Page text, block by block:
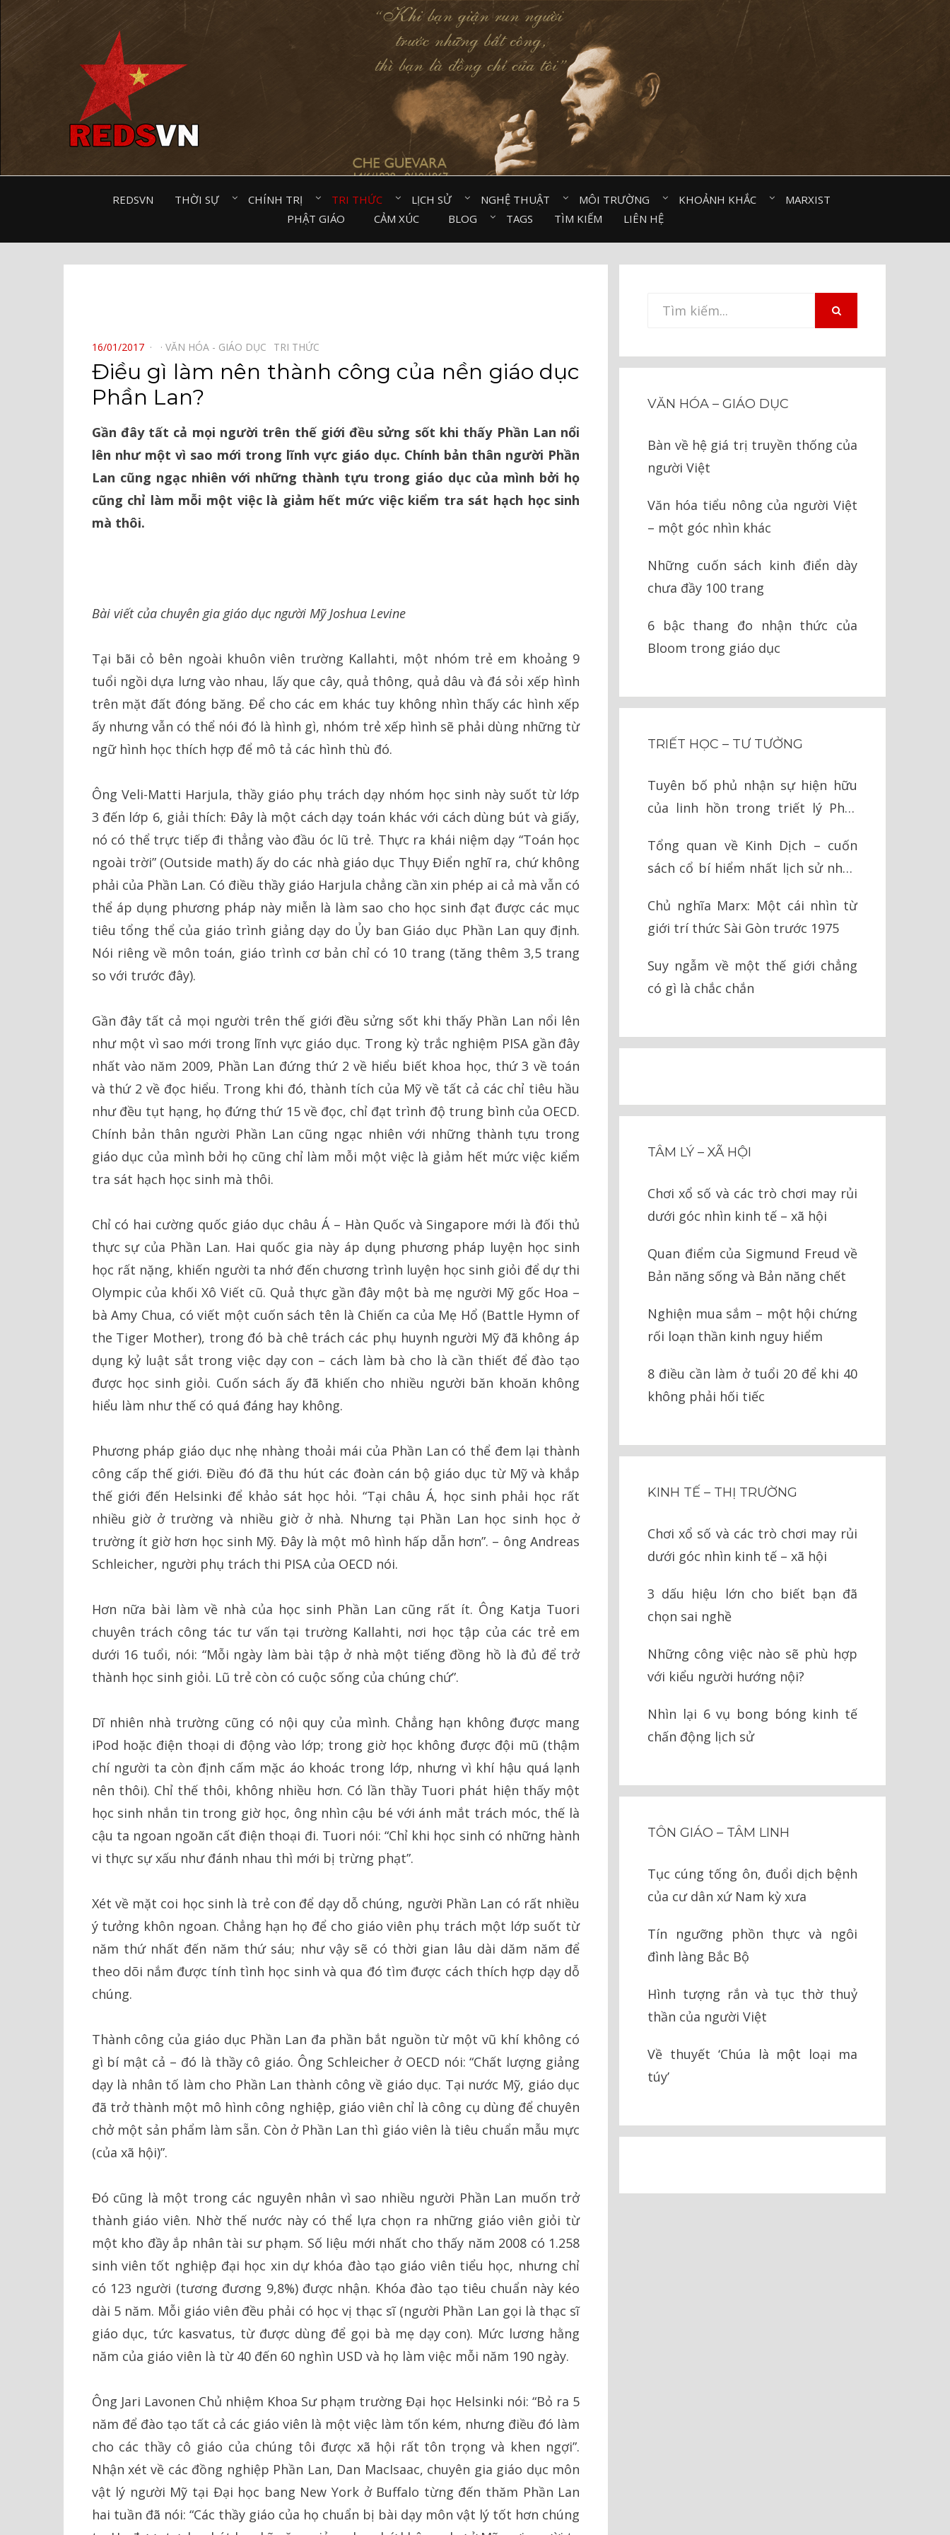
REDSVN THỜI SỰ⠀ CHÍNH TRỊ⠀ TRI THỨC⠀ LỊCH SỬ⠀ NGHỆ THUẬT⠀ MÔI TRƯỜNG⠀ KHOẢNH KHẮC⠀
MARXIST⠀
PHẬT GIÁO⠀
CẢM XÚC⠀ BLOG⠀ TAGS TÌM KIẾM LIÊN HỆ
POSTED
ON
16/01/2017 VĂN HÓA - GIÁO DỤC⠀ TRI THỨC⠀
Điều gì làm nên thành công của nền giáo dục
Phần Lan?
Gần đây tất cả mọi người trên thế giới đều sửng sốt khi thấy Phần Lan nổi
lên như một vì sao mới trong lĩnh vực giáo dục. Chính bản thân người Phần
Lan cũng ngạc nhiên với những thành tựu trong giáo dục của mình bởi họ
cũng chỉ làm mỗi một việc là giảm hết mức việc kiểm tra sát hạch học sinh
mà thôi.
Bài viết của chuyên gia giáo dục người Mỹ Joshua Levine
Tại bãi cỏ bên ngoài khuôn viên trường Kallahti, một nhóm trẻ em khoảng 9
tuổi ngồi dựa lưng vào nhau, lấy que cây, quả thông, quả dâu và đá sỏi xếp hình
trên mặt đất đóng băng. Để cho các em khác tuy không nhìn thấy các hình xếp
ấy nhưng vẫn có thể nói đó là hình gì, nhóm trẻ xếp hình sẽ phải dùng những từ
ngữ hình học thích hợp để mô tả các hình thù đó.
Ông Veli-Matti Harjula, thầy giáo phụ trách dạy nhóm học sinh này suốt từ lớp
3 đến lớp 6, giải thích: Đây là một cách dạy toán khác với cách dùng bút và giấy,
nó có thể trực tiếp đi thẳng vào đầu óc lũ trẻ. Thực ra khái niệm dạy “Toán học
ngoài trời” (Outside math) ấy do các nhà giáo dục Thụy Điển nghĩ ra, chứ không
phải của Phần Lan. Có điều thầy giáo Harjula chẳng cần xin phép ai cả mà vẫn có
thể áp dụng phương pháp này miễn là làm sao cho học sinh đạt được các mục
tiêu tổng thể của giáo trình giảng dạy do Ủy ban Giáo dục Phần Lan quy định.
Nói riêng về môn toán, giáo trình cơ bản chỉ có 10 trang (tăng thêm 3,5 trang
so với trước đây).
Gần đây tất cả mọi người trên thế giới đều sửng sốt khi thấy Phần Lan nổi lên
như một vì sao mới trong lĩnh vực giáo dục. Trong kỳ trắc nghiệm PISA gần đây
nhất vào năm 2009, Phần Lan đứng thứ 2 về hiểu biết khoa học, thứ 3 về toán
và thứ 2 về đọc hiểu. Trong khi đó, thành tích của Mỹ về tất cả các chỉ tiêu hầu
như đều tụt hạng, họ đứng thứ 15 về đọc, chỉ đạt trình độ trung bình của OECD.
Chính bản thân người Phần Lan cũng ngạc nhiên với những thành tựu trong
giáo dục của mình bởi họ cũng chỉ làm mỗi một việc là giảm hết mức việc kiểm
tra sát hạch học sinh mà thôi.
Chỉ có hai cường quốc giáo dục châu Á – Hàn Quốc và Singapore mới là đối thủ
thực sự của Phần Lan. Hai quốc gia này áp dụng phương pháp luyện học sinh
học rất nặng, khiến người ta nhớ đến chương trình luyện học sinh giỏi để dự thi
Olympic của khối Xô Viết cũ. Quả thực gần đây một bà mẹ người Mỹ gốc Hoa –
bà Amy Chua, có viết một cuốn sách tên là Chiến ca của Mẹ Hổ (Battle Hymn of
the Tiger Mother), trong đó bà chê trách các phụ huynh người Mỹ đã không áp
dụng kỷ luật sắt trong việc dạy con – cách làm bà cho là cần thiết để đào tạo
được học sinh giỏi. Cuốn sách ấy đã khiến cho nhiều người băn khoăn không
hiểu làm như thế có quá đáng hay không.
Phương pháp giáo dục nhẹ nhàng thoải mái của Phần Lan có thể đem lại thành
công cấp thế giới. Điều đó đã thu hút các đoàn cán bộ giáo dục từ Mỹ và khắp
thế giới đến Helsinki để khảo sát học hỏi. “Tại châu Á, học sinh phải học rất
nhiều giờ ở trường và nhiều giờ ở nhà. Nhưng tại Phần Lan học sinh học ở
trường ít giờ hơn học sinh Mỹ. Đây là một mô hình hấp dẫn hơn”. – ông Andreas
Schleicher, người phụ trách thi PISA của OECD nói.
Hơn nữa bài làm về nhà của học sinh Phần Lan cũng rất ít. Ông Katja Tuori
chuyên trách công tác tư vấn tại trường Kallahti, nơi học tập của các trẻ em
dưới 16 tuổi, nói: “Mỗi ngày làm bài tập ở nhà một tiếng đồng hồ là đủ để trở
thành học sinh giỏi. Lũ trẻ còn có cuộc sống của chúng chứ”.
Dĩ nhiên nhà trường cũng có nội quy của mình. Chẳng hạn không được mang
iPod hoặc điện thoại di động vào lớp; trong giờ học không được đội mũ (thậm
chí người ta còn định cấm mặc áo khoác trong lớp, nhưng vì khí hậu quá lạnh
nên thôi). Chỉ thế thôi, không nhiều hơn. Có lần thầy Tuori phát hiện thấy một
học sinh nhắn tin trong giờ học, ông nhìn cậu bé với ánh mắt trách móc, thế là
cậu ta ngoan ngoãn cất điện thoại đi. Tuori nói: “Chỉ khi học sinh có những hành
vi thực sự xấu như đánh nhau thì mới bị trừng phạt”.
Xét về mặt coi học sinh là trẻ con để dạy dỗ chúng, người Phần Lan có rất nhiều
ý tưởng khôn ngoan. Chẳng hạn họ để cho giáo viên phụ trách một lớp suốt từ
năm thứ nhất đến năm thứ sáu; như vậy sẽ có thời gian lâu dài dăm năm để
theo dõi nắm được tính tình học sinh và qua đó tìm được cách thích hợp dạy dỗ
chúng.
Thành công của giáo dục Phần Lan đa phần bắt nguồn từ một vũ khí không có
gì bí mật cả – đó là thầy cô giáo. Ông Schleicher ở OECD nói: “Chất lượng giảng
dạy là nhân tố làm cho Phần Lan thành công về giáo dục. Tại nước Mỹ, giáo dục
đã trở thành một mô hình công nghiệp, giáo viên chỉ là công cụ dùng để chuyên
chở một sản phẩm làm sẵn. Còn ở Phần Lan thì giáo viên là tiêu chuẩn mẫu mực
(của xã hội)”.
Đó cũng là một trong các nguyên nhân vì sao nhiều người Phần Lan muốn trở
thành giáo viên. Nhờ thế nước này có thể lựa chọn ra những giáo viên giỏi từ
một kho đầy ắp nhân tài sư phạm. Số liệu mới nhất cho thấy năm 2008 có 1.258
sinh viên tốt nghiệp đại học xin dự khóa đào tạo giáo viên tiểu học, nhưng chỉ
có 123 người (tương đương 9,8%) được nhận. Khóa đào tạo tiêu chuẩn này kéo
dài 5 năm. Mỗi giáo viên đều phải có học vị thạc sĩ (người Phần Lan gọi là thạc sĩ
giáo dục, tức kasvatus, từ được dùng để gọi bà mẹ dạy con). Mức lương hằng
năm của giáo viên là từ 40 đến 60 nghìn USD và họ làm việc mỗi năm 190 ngày.
Ông Jari Lavonen Chủ nhiệm Khoa Sư phạm trường Đại học Helsinki nói: “Bỏ ra 5
năm để đào tạo tất cả các giáo viên là một việc làm tốn kém, nhưng điều đó làm
cho các thầy cô giáo của chúng tôi được xã hội rất tôn trọng và khen ngợi”.
Nhận xét về các đồng nghiệp Phần Lan, Dan MacIsaac, chuyên gia giáo dục môn
vật lý người Mỹ tại Đại học bang New York ở Buffalo từng đến thăm Phần Lan
hai tuần đã nói: “Các thầy giáo của họ chuẩn bị bài dạy môn vật lý tốt hơn chúng
Tìm
VĂN HÓA – GIÁO DỤC
Bàn về hệ giá trị truyền thống của
người Việt
Văn hóa tiểu nông của người Việt
– một góc nhìn khác
Những cuốn sách kinh điển dày
chưa đầy 100 trang
6 bậc thang đo nhận thức của
Bloom trong giáo dục
TRIẾT HỌC – TƯ TƯỞNG
Tuyên bố phủ nhận sự hiện hữu
của linh hồn trong triết lý Phật
Tổng quan về Kinh Dịch – cuốn
sách cổ bí hiểm nhất lịch sử nhân
Chủ nghĩa Marx: Một cái nhìn từ
giới trí thức Sài Gòn trước 1975
Suy ngẫm về một thế giới chẳng
có gì là chắc chắn
TÂM LÝ – XÃ HỘI
Chơi xổ số và các trò chơi may rủi
dưới góc nhìn kinh tế – xã hội
Quan điểm của Sigmund Freud về
Bản năng sống và Bản năng chết
Nghiện mua sắm – một hội chứng
rối loạn thần kinh nguy hiểm
8 điều cần làm ở tuổi 20 để khi 40
không phải hối tiếc
KINH TẾ – THỊ TRƯỜNG
Chơi xổ số và các trò chơi may rủi
dưới góc nhìn kinh tế – xã hội
3 dấu hiệu lớn cho biết bạn đã
chọn sai nghề
Những công việc nào sẽ phù hợp
với kiểu người hướng nội?
Nhìn lại 6 vụ bong bóng kinh tế
chấn động lịch sử
TÔN GIÁO – TÂM LINH
Tục cúng tống ôn, đuổi dịch bệnh
của cư dân xứ Nam kỳ xưa
Tín ngưỡng phồn thực và ngôi
đình làng Bắc Bộ
Hình tượng rắn và tục thờ thuỷ
thần của người Việt
Về thuyết ‘Chúa là một loại ma
túy’